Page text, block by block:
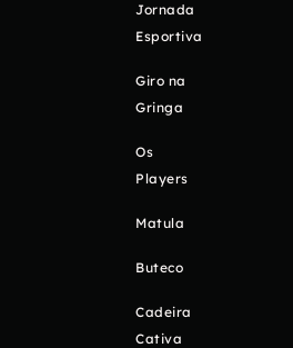
Jornada
Esportiva
Giro na
Gringa
Os
Players
Matula
Buteco
Cadeira
Cativa